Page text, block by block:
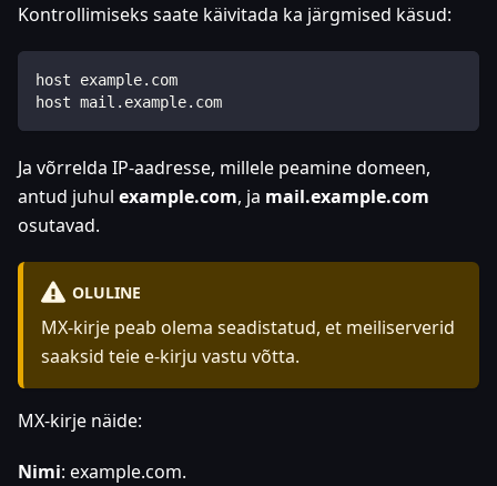
Kontrollimiseks saate käivitada ka järgmised käsud:
host example.com
host mail.example.com
Ja võrrelda IP-aadresse, millele peamine domeen,
antud juhul example.com, ja mail.example.com
osutavad.
OLULINE
MX-kirje peab olema seadistatud, et meiliserverid
saaksid teie e-kirju vastu võtta.
MX-kirje näide:
Nimi: example.com.